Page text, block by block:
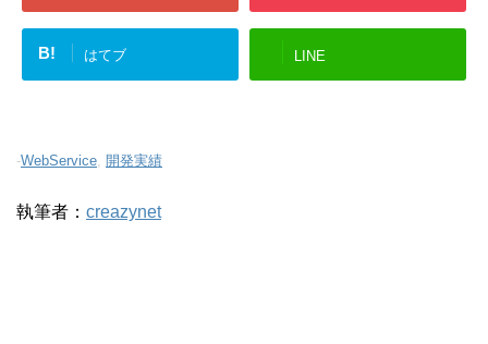
B! はてブ LINE
-WebService, 開発実績
執筆者： creazynet